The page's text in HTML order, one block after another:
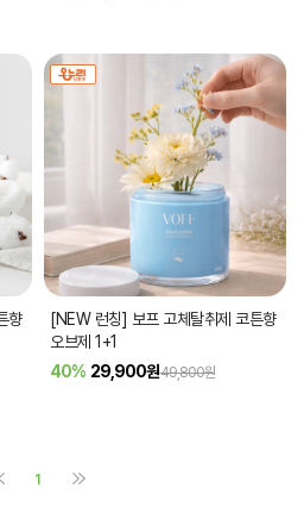
향
[NEW 런칭] 보프 고체탈취제 코튼향
오브제 1+1
40% 29,900원49,800원
1